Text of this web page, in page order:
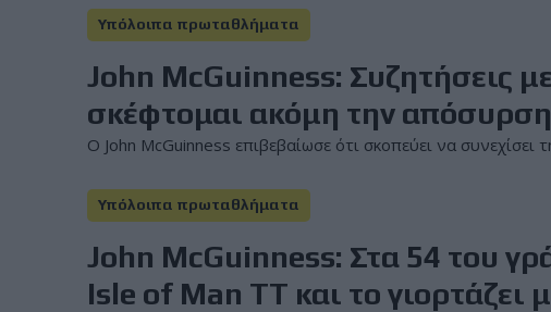
Υπόλοιπα πρωταθλήματα
John McGuinness: Συζητήσεις
σκέφτομαι ακόμη την
Ο John McGuinness επιβεβαίωσε ότι σκοπεύει να συνεχίσει
Υπόλοιπα πρωταθλήματα
John McGuinness: Στα 54 του
Isle of Man TT και το γιορτάζει